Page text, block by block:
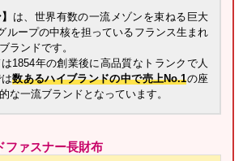
は、世界有数の一流メゾンを束ねる巨大
ループの中核を担っているフランス生まれ
ランドです。
1854年の創業後に高品質なトランクで人
数あるハイブランドの中で売上No.1の座
な一流ブランドとなっています。
ファスナー長財布